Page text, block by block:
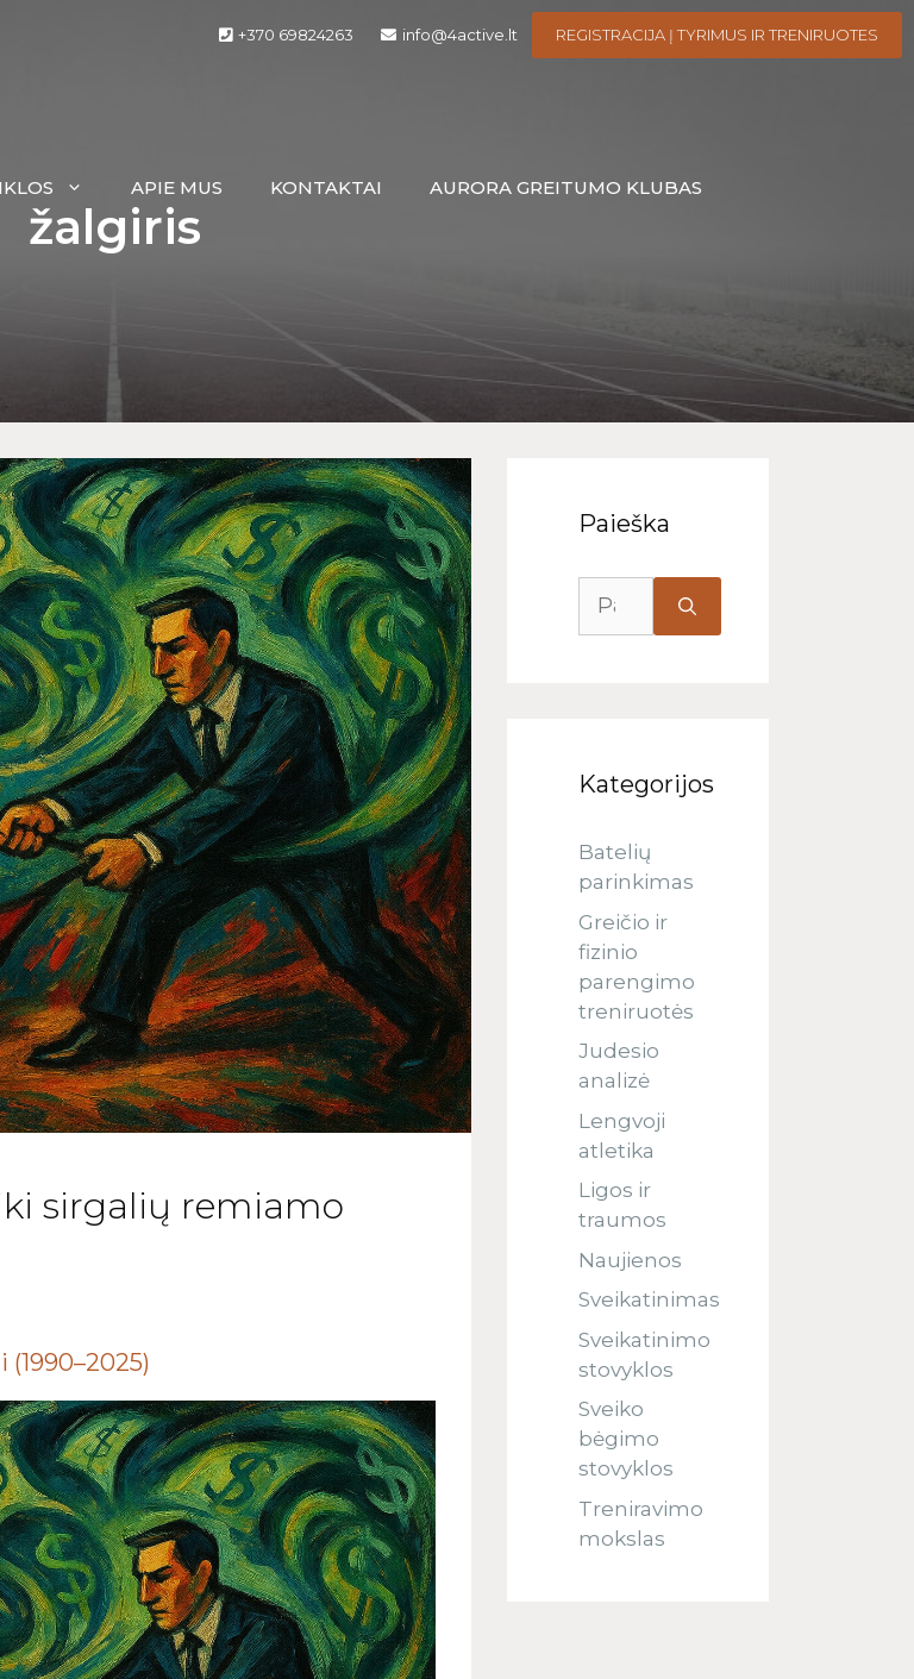
+370 69824263 info@4active.lt REGISTRACIJA Į TYRIMUS IR TRENIRUOTES
APIE MUS KONTAKTAI AURORA GREITUMO KLUBAS
žalgiris
sirgalių remiamo
Paieška
Kategorijos
Batelių
parinkimas
Greičio ir
fizinio
parengimo
treniruotės
Judesio
analizė
Lengvoji
atletika
Ligos ir
traumos
Naujienos
Sveikatinimas
Sveikatinimo
stovyklos
Sveiko
bėgimo
stovyklos
Treniravimo
mokslas